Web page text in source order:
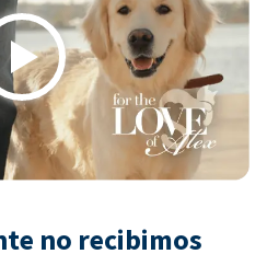
Play
no recibimos